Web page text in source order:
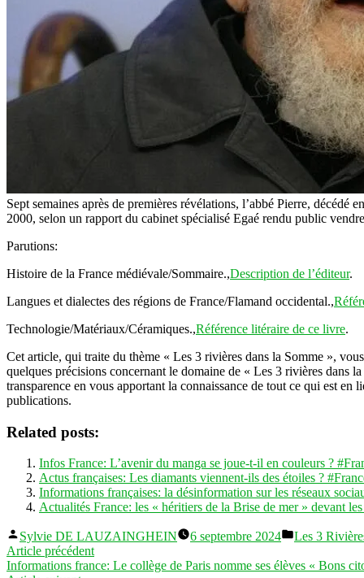
Sept semaines après de premières révélations, l’abbé Pierre, décédé
2000, selon un rapport du cabinet spécialisé Egaé rendu public
Parutions:
Histoire de la France médiévale/Sommaire.,Description de l’éditeur.
Langues et dialectes des régions de France/Flamand occidental.,
Technologie/Matériaux/Céramiques.,Référence litéraire de ce livre.
Cet article, qui traite du thème « Les 3 rivières dans la Somme »,
quelques précisions concernant le domaine de « Les 3 rivières dans
transparence en vous apportant la connaissance de tout ce qui est
publications.
Related posts:
Infos France: L’avenir du manga se joue-t-il en couleurs ?
Actus françaises: Les diamants viennent-ils des étoiles ?
Informations françaises: la désinformation sur les réseaux
Actualités France: les « héritiers de la Brise de mer » devant les
Publié
par
Sylvie DE LAUZAINGHEIN 6 septembre 2024
Publié
Les 3
Navigation
Article précédentArticle
précédent :
Informations france: Le collège de Paris nomme ses élèves « Bons